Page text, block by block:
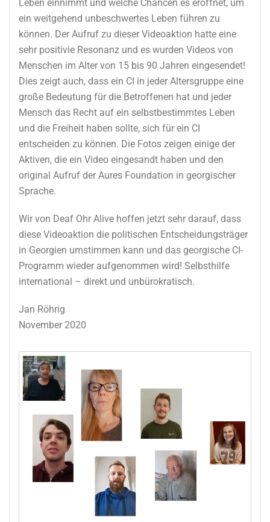
Leben einnimmt und welche Chancen es eröffnet, um
ein weitgehend unbeschwertes Leben führen zu
können. Der Aufruf zu dieser Videoaktion hatte eine
sehr positivie Resonanz und es wurden Videos von
Menschen im Alter von 15 bis 90 Jahren eingesendet!
Dies zeigt auch, dass ein CI in jeder Altersgruppe eine
große Bedeutung für die Betroffenen hat und jeder
Mensch das Recht auf ein selbstbestimmtes Leben
und die Freiheit haben sollte, sich für ein CI
entscheiden zu können. Die Fotos zeigen einige der
Aktiven, die ein Video eingesandt haben und den
original Aufruf der Aures Foundation in georgischer
Sprache.
Wir von Deaf Ohr Alive hoffen jetzt sehr darauf, dass
diese Videoaktion die politischen Entscheidungsträger
in Georgien umstimmen kann und das georgische CI-
Programm wieder aufgenommen wird! Selbsthilfe
international – direkt und unbürokratisch.
Jan Röhrig
November 2020